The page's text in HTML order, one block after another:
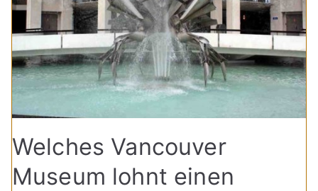
Welches Vancouver
Museum lohnt einen